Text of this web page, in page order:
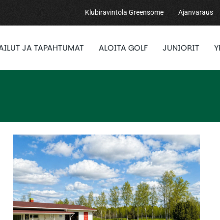
Klubiravintola Greensome Ajanvaraus
JA TAPAHTUMAT ALOITA GOLF JUNIORIT